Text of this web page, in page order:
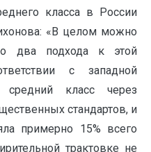
класса в России
«В целом можно
два подхода к этой
с западной
средний класс через
стандартов, и
примерно 15% всего
трактовке не